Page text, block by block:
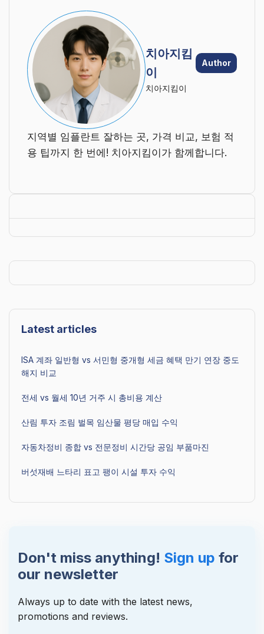
치아지킴
이
Author
치아지킴이
지역별 임플란트 잘하는 곳, 가격 비교, 보험 적
용 팁까지 한 번에! 치아지킴이가 함께합니다.
Latest articles
ISA 계좌 일반형 vs 서민형 중개형 세금 혜택 만기 연장 중도
해지 비교
전세 vs 월세 10년 거주 시 총비용 계산
산림 투자 조림 벌목 임산물 평당 매입 수익
자동차정비 종합 vs 전문정비 시간당 공임 부품마진
버섯재배 느타리 표고 팽이 시설 투자 수익
Don't miss anything! Sign up for
our newsletter
Always up to date with the latest news,
promotions and reviews.